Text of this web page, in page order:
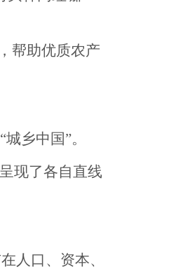
帮助优质农产
乡中国”。
现了各自直线
口、资本、